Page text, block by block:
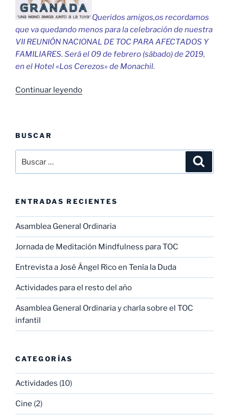
Queridos amigos,os recordamos
que va quedando menos para la celebración de nuestra
VII REUNIÓN NACIONAL DE TOC PARA AFECTADOS Y
FAMILIARES. Será el 09 de febrero (sábado) de 2019,
en el Hotel «Los Cerezos» de Monachil.
Continuar leyendo«VII
para
y
BUSCAR
por:
ENTRADAS RECIENTES
Asamblea General Ordinaria
Jornada de Meditación Mindfulness para TOC
Entrevista a José Ángel Rico en Tenía la Duda
Actividades para el resto del año
Asamblea General Ordinaria y charla sobre el TOC
infantil
CATEGORÍAS
Actividades (10)
Cine (2)